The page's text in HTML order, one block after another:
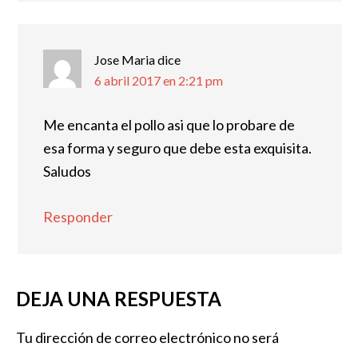
Jose Mariadice
6 abril 2017 en 2:21 pm
Me encanta el pollo asi que lo probare de
esa forma y seguro que debe esta exquisita.
Saludos
Responder
DEJA UNA RESPUESTA
Tu dirección de correo electrónico no será